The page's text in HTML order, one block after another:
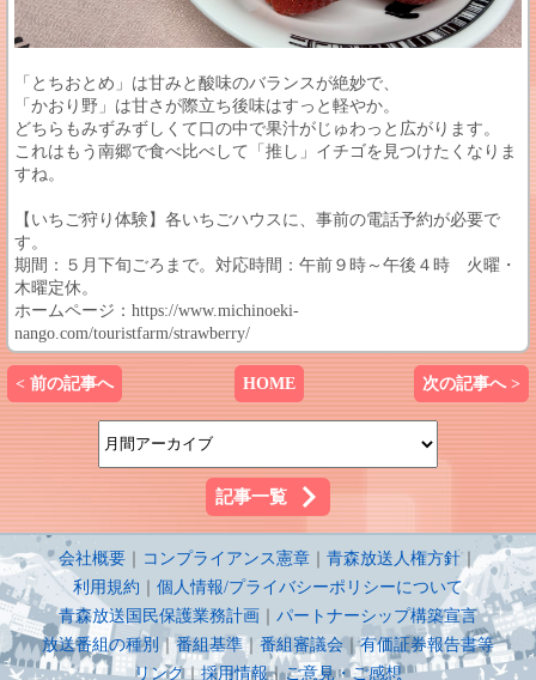
「とちおとめ」は甘みと酸味のバランスが絶妙で、
「かおり野」は甘さが際立ち後味はすっと軽やか。
どちらもみずみずしくて口の中で果汁がじゅわっと広がります。
これはもう南郷で食べ比べして「推し」イチゴを見つけたくなりま
すね。
【いちご狩り体験】各いちごハウスに、事前の電話予約が必要で
す。
期間：５月下旬ごろまで。対応時間：午前９時～午後４時 火曜・
木曜定休。
ホームページ：https://www.michinoeki-
nango.com/touristfarm/strawberry/
< 前の記事へ HOME 次の記事へ >
記事一覧
会社概要 コンプライアンス憲章 青森放送人権方針｜
利用規約
個人情報/プライバシーポリシーについて
青森放送国民保護業務計画
パートナーシップ構築宣言
放送番組の種別 ｜番組基準 ｜ 番組審議会｜有価証券報告書等
リンク｜ 採用情報｜ご意見・ご感想